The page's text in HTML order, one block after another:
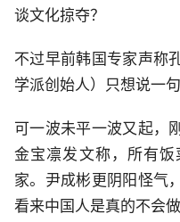
谈文化掠夺？
不过早前韩国专家声称
学派创始人）只想说一
可一波未平一波又起，
金宝凛发文称，所有
家。尹成彬更阴阳怪气
看来中国人是真的不会做